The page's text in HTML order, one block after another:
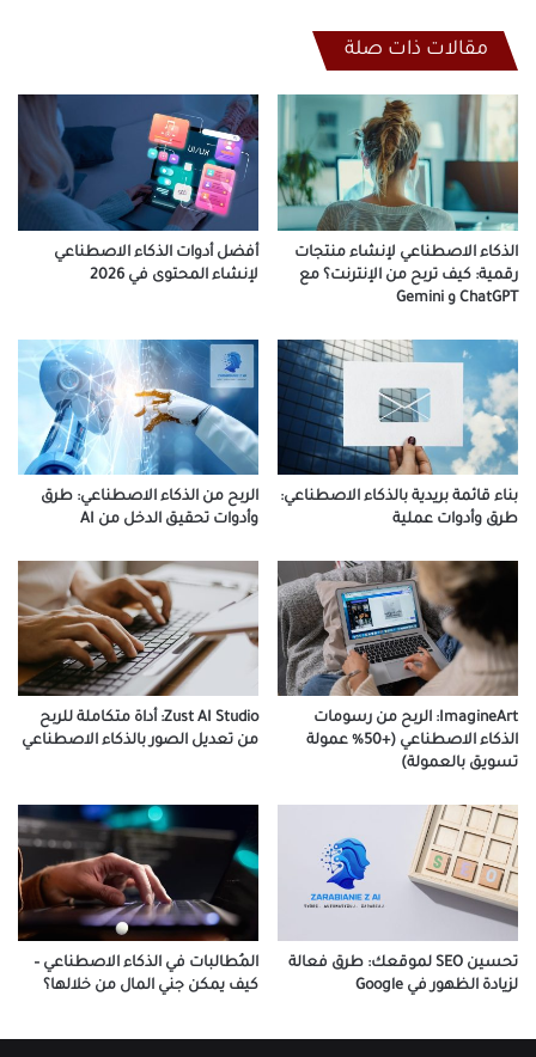
مقالات ذات صلة
الذكاء الاصطناعي لإنشاء منتجات
رقمية: كيف تربح من الإنترنت؟ مع
ChatGPT و Gemini
أفضل أدوات الذكاء الاصطناعي
لإنشاء المحتوى في 2026
بناء قائمة بريدية بالذكاء الاصطناعي:
طرق وأدوات عملية
الربح من الذكاء الاصطناعي: طرق
وأدوات تحقيق الدخل من AI
ImagineArt: الربح من رسومات
الذكاء الاصطناعي (+50% عمولة
تسويق بالعمولة)
Zust AI Studio: أداة متكاملة للربح
من تعديل الصور بالذكاء الاصطناعي
تحسين SEO لموقعك: طرق فعالة
لزيادة الظهور في Google
المُطالبات في الذكاء الاصطناعي –
كيف يمكن جني المال من خلالها؟